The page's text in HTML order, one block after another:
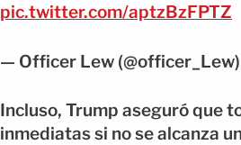
pic.twitter.com/aptzBzFPTZ
— Officer Lew (@officer_Lew)
Incluso, Trump aseguró que
inmediatas si no se alcanza